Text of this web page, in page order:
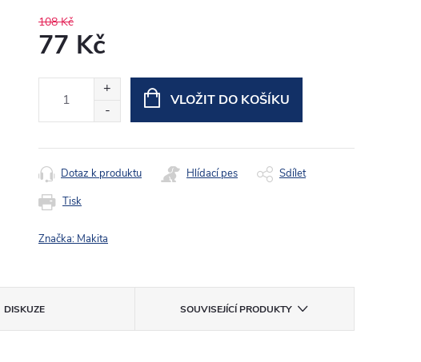
108 Kč
77 Kč
VLOŽIT DO KOŠÍKU
Tisk
Dotaz k produktu Hlídací pes Sdílet
Značka: Makita
DISKUZE SOUVISEJÍCÍ PRODUKTY